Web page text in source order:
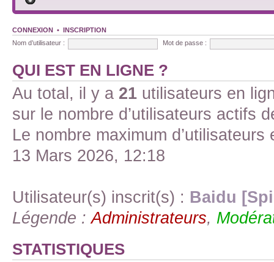
CONNEXION • INSCRIPTION
Nom d’utilisateur :
Mot de passe :
QUI EST EN LIGNE ?
Au total, il y a 21 utilisateurs en
sur le nombre d’utilisateurs actifs
Le nombre maximum
13 Mars 2026, 12:18
Utilisateur(s) inscrit(s) : Baidu
Légende :Administrateurs,
STATISTIQUES